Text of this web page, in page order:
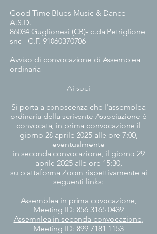
Good Time Blues Music & Dance
A.S.D.
86034 Guglionesi (CB)- c.da Petriglione
snc - C.F. 91060370706
Avviso di convocazione di Assemblea
ordinaria
Ai soci
Si porta a conoscenza che l'assemblea
ordinaria della scrivente Associazione è
convocata, in prima convocazione il
giorno 28 aprile 2025 alle ore 7:00,
eventualmente
in seconda convocazione, il giorno 29
aprile 2025 alle ore 15:30,
su piattaforma Zoom rispettivamente ai
seguenti links:
Assemblea in prima covocazione,
Meeting ID: 856 3165 0439
Assemnlea in seconda convocazione,
Meeting ID: 899 7181 1153